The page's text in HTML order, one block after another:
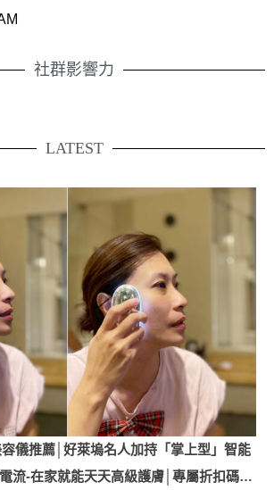
社群影響力
LATEST
儀推薦│好萊塢名人加持「掌上型」智能
流-在家就能天天高級護膚│專屬折扣碼